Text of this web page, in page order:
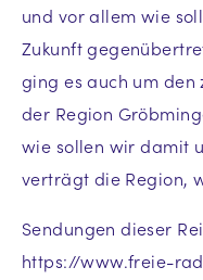
und vor allem wie
Zukunft
ging es auch um den
der Region
wie sollen wir damit
verträgt die Region,
Sendungen dieser
https://www.freie-